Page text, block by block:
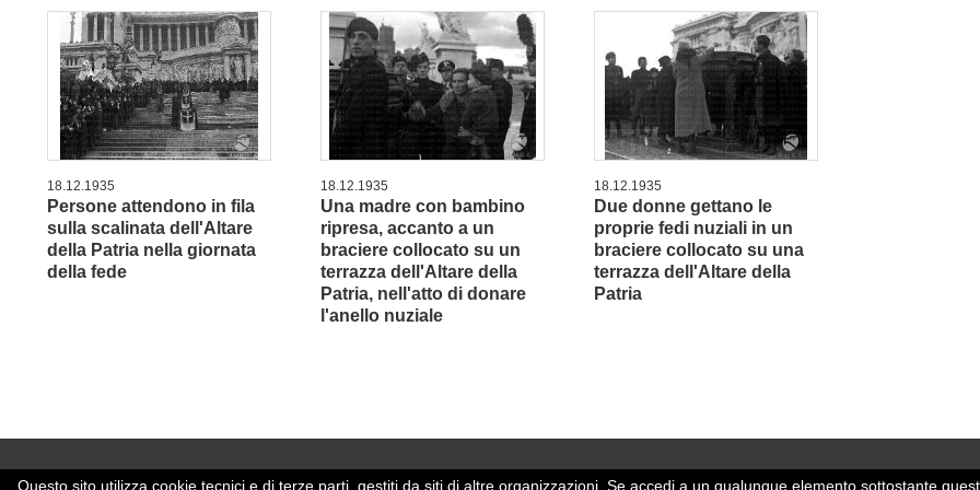
18.12.1935
Persone attendono in fila
sulla scalinata dell'Altare
della Patria nella giornata
della fede
18.12.1935
Una madre con bambino
ripresa, accanto a un
braciere collocato su un
terrazza dell'Altare della
Patria, nell'atto di donare
l'anello nuziale
18.12.1935
Due donne gettano le
proprie fedi nuziali in un
braciere collocato su una
terrazza dell'Altare della
Patria
Questo sito utilizza cookie tecnici e di terze parti, gestiti da siti di altre organizzazioni. Se accedi a un qualunque elemento sottostante